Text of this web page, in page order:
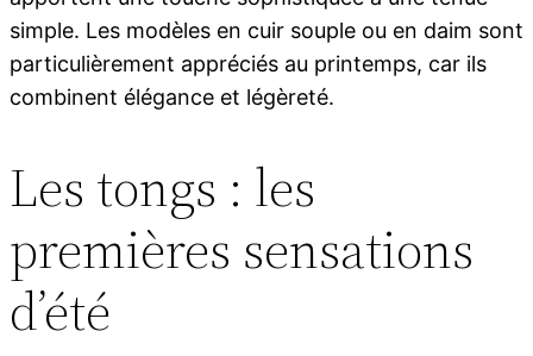
simple. Les modèles en cuir souple ou en daim sont
particulièrement appréciés au printemps, car ils
combinent élégance et légèreté.
Les tongs : les
premières sensations
d’été